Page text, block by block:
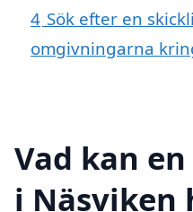
4 Sök efter en
omgivningarna
Vad kan
i Näsviken